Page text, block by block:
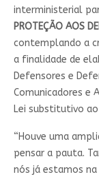
interministerial
PROTEÇÃO AOS
contemplando a
a finalidade de
Defensores e
Comunicadores e
Lei substitutivo ao
“Houve uma
pensar a pauta.
nós já estamos